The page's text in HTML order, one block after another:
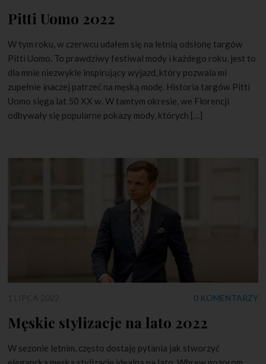
Pitti Uomo 2022
W tym roku, w czerwcu udałem się na letnią odsłonę targów
Pitti Uomo. To prawdziwy festiwal mody i każdego roku, jest to
dla mnie niezwykle inspirujący wyjazd, który pozwala mi
zupełnie inaczej patrzeć na męską modę. Historia targów Pitti
Uomo sięga lat 50 XX w. W tamtym okresie, we Florencji
odbywały się popularne pokazy mody, których […]
0 KOMENTARZY
Męskie stylizacje na lato 2022
W sezonie letnim, często dostaję pytania jak stworzyć